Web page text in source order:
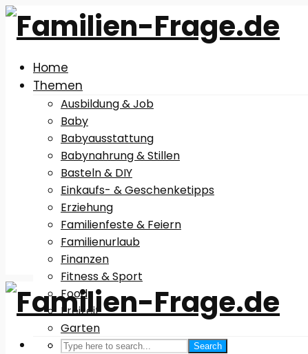
Home
Themen
Ausbildung & Job
Baby
Babyausstattung
Babynahrung & Stillen
Basteln & DIY
Einkaufs- & Geschenketipps
Erziehung
Familienfeste & Feiern
Familienurlaub
Finanzen
Fitness & Sport
Food
Freizeit
Garten
Gesundheit
Search